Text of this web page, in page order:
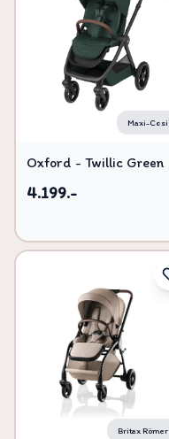
Maxi-Cosi
Oxford - Twillic Green
4.199.-
Britax Römer